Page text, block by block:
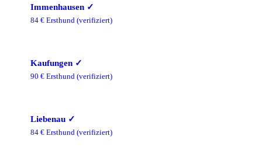
Immenhausen ✓
84 € Ersthund (verifiziert)
Kaufungen ✓
90 € Ersthund (verifiziert)
Liebenau ✓
84 € Ersthund (verifiziert)